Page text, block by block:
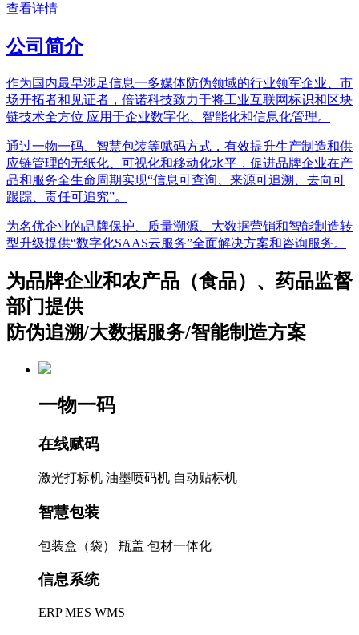
查看详情
公司简介
作为国内最早涉足信息一多媒体防伪领域的行业领军企业、市
场开拓者和见证者，倍诺科技致力于将工业互联网标识和区块
链技术全方位 应用于企业数字化、智能化和信息化管理。
通过一物一码、智慧包装等赋码方式，有效提升生产制造和供
应链管理的无纸化、可视化和移动化水平，促进品牌企业在产
品和服务全生命周期实现“信息可查询、来源可追溯、去向可
跟踪、责任可追究”。
为名优企业的品牌保护、质量溯源、大数据营销和智能制造转
型升级提供“数字化SAAS云服务”全面解决方案和咨询服务。
为品牌企业和农产品（食品）、药品监督
部门提供
防伪追溯/大数据服务/智能制造方案
一物一码
在线赋码
激光打标机 油墨喷码机 自动贴标机
智慧包装
包装盒（袋） 瓶盖 包材一体化
信息系统
ERP MES WMS